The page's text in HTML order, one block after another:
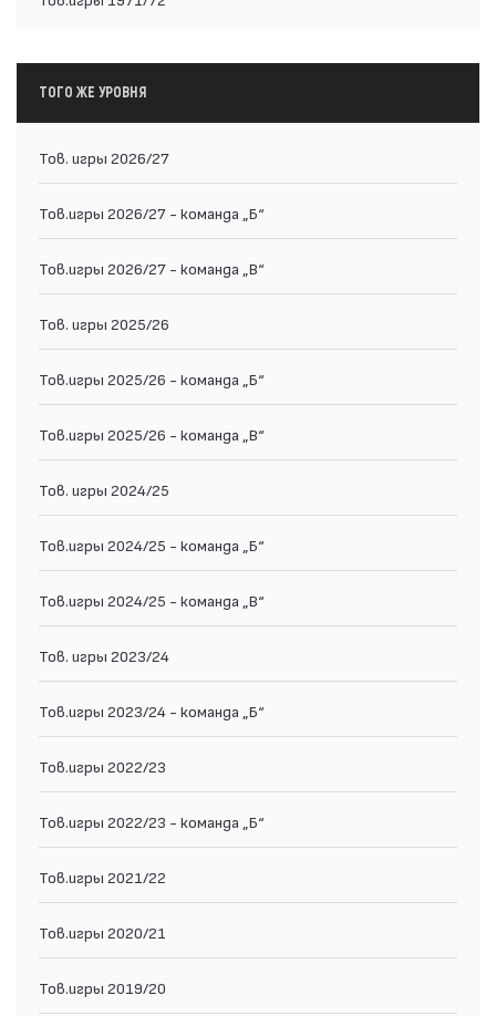
ТОГО ЖЕ УРОВНЯ
Тов. игры 2026/27
Тов.игры 2026/27 - команда „Б“
Тов.игры 2026/27 - команда „В“
Тов. игры 2025/26
Тов.игры 2025/26 - команда „Б“
Тов.игры 2025/26 - команда „В“
Тов. игры 2024/25
Тов.игры 2024/25 - команда „Б“
Тов.игры 2024/25 - команда „В“
Тов. игры 2023/24
Тов.игры 2023/24 - команда „Б“
Тов.игры 2022/23
Тов.игры 2022/23 - команда „Б“
Тов.игры 2021/22
Тов.игры 2020/21
Тов.игры 2019/20